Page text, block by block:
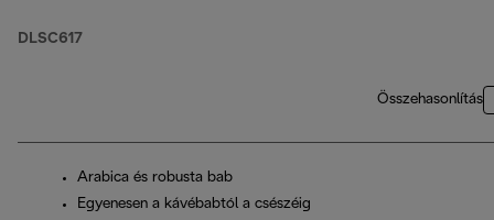
DLSC617
Összehasonlítás
Arabica és robusta bab
Egyenesen a kávébabtól a csészéig